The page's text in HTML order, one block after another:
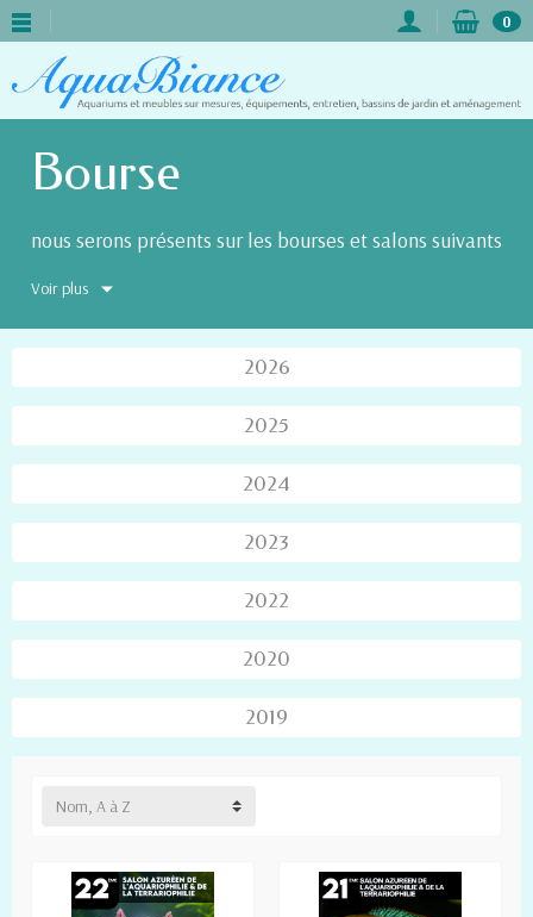
0
Bourse
nous serons présents sur les bourses et salons suivants
Voir plus
2026
2025
2024
2023
2022
2020
2019
Nom, A à Z